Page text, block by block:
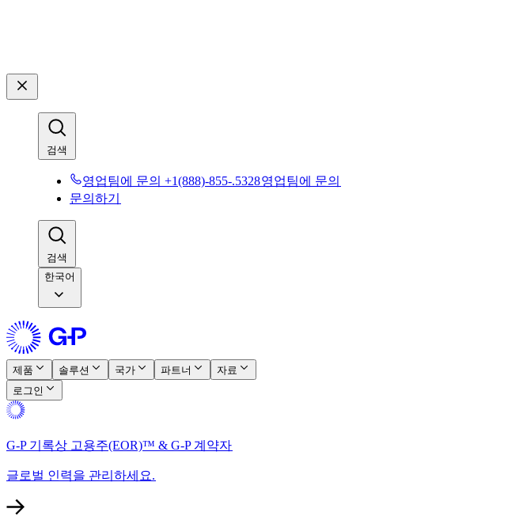
검색​​
영업팀에 문의 +1(888)-855-.5328​​영업팀에 문의​​
문의하기​​
검색​​
한국어
제품​​ 솔루션​​ 국가​​ 파트너​​
자료​​
로그인​​
G-P 기록상 고용주(EOR)™ & G-P 계약자​​
글로벌 인력을 관리하세요.​​